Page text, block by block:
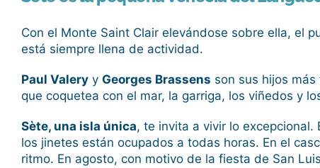
Con el Monte Saint Clair elevándose sobre ella, el
está siempre llena de actividad.
Paul Valeryy Georges Brassens son sus hijos
que coquetea con el mar, la garriga, los viñedos y
Sète, una isla única, te invita a vivir lo
los jinetes están ocupados a todas horas. En el
ritmo. En agosto, con motivo de la fiesta de San